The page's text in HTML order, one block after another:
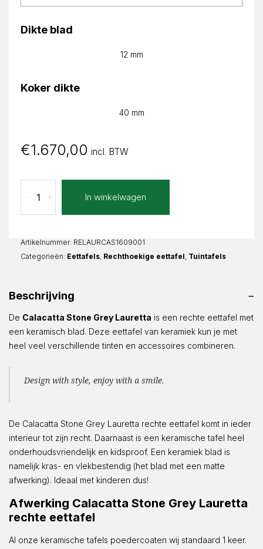
Dikte blad
12 mm
Koker dikte
40 mm
€1.670,00 incl. BTW
Stone
Grey
Recht
aantal
+
- In winkelwagen
Artikelnummer: RELAURCAS1609001
Categorieën: Eettafels Rechthoekige eettafel Tuintafels
Beschrijving
De Calacatta Stone Grey Lauretta is een rechte eettafel met
een keramisch blad. Deze eettafel van keramiek kun je met
heel veel verschillende tinten en accessoires combineren.
Design with style, enjoy with a smile.
De Calacatta Stone Grey Lauretta rechte eettafel komt in ieder
interieur tot zijn recht. Daarnaast is een keramische tafel heel
onderhoudsvriendelijk en kidsproof. Een keramiek blad is
namelijk kras- en vlekbestendig (het blad met een matte
afwerking). Ideaal met kinderen dus!
Afwerking Calacatta Stone Grey Lauretta
rechte eettafel
Al onze keramische tafels poedercoaten wij standaard 1 keer.